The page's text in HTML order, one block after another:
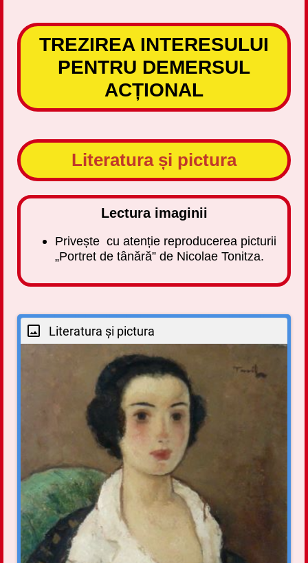
TREZIREA INTERESULUI
PENTRU DEMERSUL
ACȚIONAL
Literatura și pictura
Lectura imaginii
Privește cu atenție reproducerea picturii
„Portret de tânără” de Nicolae Tonitza.
Literatura și pictura